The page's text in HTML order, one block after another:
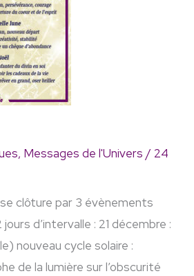
, Messages de l'Univers / 24
clôture par 3 évènements
d’intervalle : 21 décembre :
nouveau cycle solaire :
de la lumière sur l’obscurité